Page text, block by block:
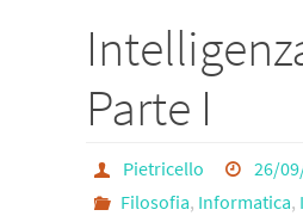
o
k
er a
Parte I
Pietricello
26/
Filosofia, Informatica,